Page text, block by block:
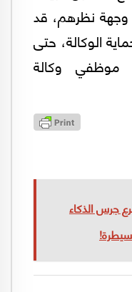
نظرهم، قد
الوكالة، حتى
وكالة
جرس الذكاء